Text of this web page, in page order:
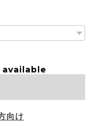
向け